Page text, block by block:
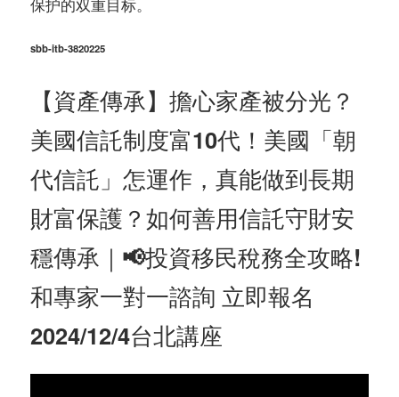
sbb-itb-3820225
【資產傳承】擔心家產被分光？
美國信託制度富10代！美國「朝
代信託」怎運作，真能做到長期
財富保護？如何善用信託守財安
穩傳承｜📢投資移民稅務全攻略!
和專家一對一諮詢 立即報名
2024/12/4台北講座